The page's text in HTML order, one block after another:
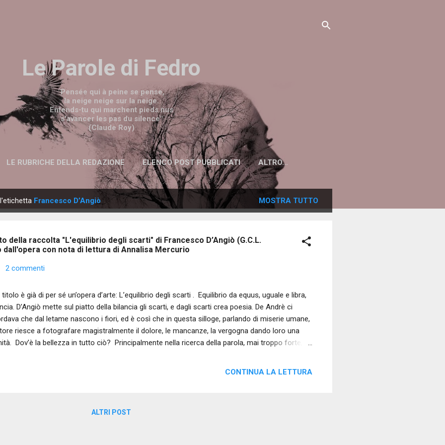
Le Parole di Fedro
"Pensée qui à peine se pense,
la neige neige sur la neige.
Entends-tu qui marchent pieds nus
s'avancer les pas du silence"
(Claude Roy)
LE RUBRICHE DELLA REDAZIONE ELENCO POST PUBBLICATI ALTRO…
Francesco D’Angiò MOSTRA TUTTO
della raccolta "L'equilibrio degli scarti" di Francesco D’Angiò (G.C.L.
dall'opera con nota di lettura di Annalisa Mercurio
2 commenti
è già di per sé un’opera d’arte: L’equilibrio degli scarti . Equilibrio da equus, uguale e libra,
D’Angiò mette sul piatto della bilancia gli scarti, e dagli scarti crea poesia. De Andrè ci
che dal letame nascono i fiori, ed è così che in questa silloge, parlando di miserie umane,
riesce a fotografare magistralmente il dolore, le mancanze, la vergogna dando loro una
Dov’è la bellezza in tutto ciò? Principalmente nella ricerca della parola, mai troppo forte,
CONTINUA LA LETTURA
ALTRI POST